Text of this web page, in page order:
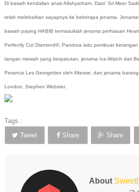
Di bawah kendalian anak Allahyarham, Dato’ Sri Meer
telah melebarkan sayapnya ke beberapa jenama.
bawah paying HABIB termasuklah jenama perhiasan
Perfectly Cut Diamond®; Pandora iaitu pembuat
tangan mewah yang berpatutan, jenama Ice-Watch dari
Perancis Les Georgettes oleh Altesse; dan jenama
London, Stephen Webster.
Tags :
Tweet
Share Share
About